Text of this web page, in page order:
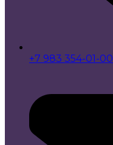
+7 983 354-01-00